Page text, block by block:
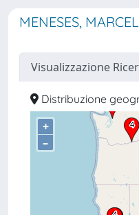
MENESES,
Visualizzazione
Distribuzione
+
–